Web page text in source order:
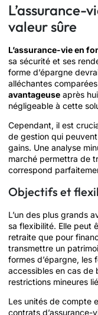
L’assurance-
valeur sûre
L’assurance-vie en
sa sécurité et ses
forme d’épargne
alléchantes
avantageuse après
négligeable à cette
Cependant, il est
de gestion qui
gains. Une analyse
marché permettra de
correspond
Objectifs et
L’un des plus grands
sa flexibilité. Elle peut
retraite que pour
transmettre un
formes d’épargne, les
accessibles en cas de
restrictions mineures
Les unités de compte
contrats d’assurance-